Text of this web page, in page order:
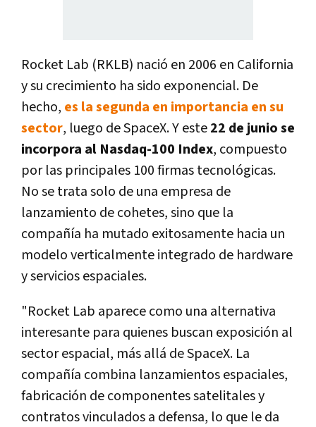
Rocket Lab (RKLB) nació en 2006 en California
y su crecimiento ha sido exponencial. De
hecho, es la segunda en importancia en su
sector, luego de SpaceX.Y este22 de junio se
incorpora al Nasdaq-100 Index, compuesto
por las principales 100 firmas tecnológicas.
No se trata solo de una empresa de
lanzamiento de cohetes, sino que la
compañía ha mutado exitosamente hacia un
modelo verticalmente integrado de hardware
y servicios espaciales.
"Rocket Lab aparece como una alternativa
interesante para quienes buscan exposición al
sector espacial, más allá de SpaceX. La
compañía combina lanzamientos espaciales,
fabricación de componentes satelitales y
contratos vinculados a defensa, lo que le da